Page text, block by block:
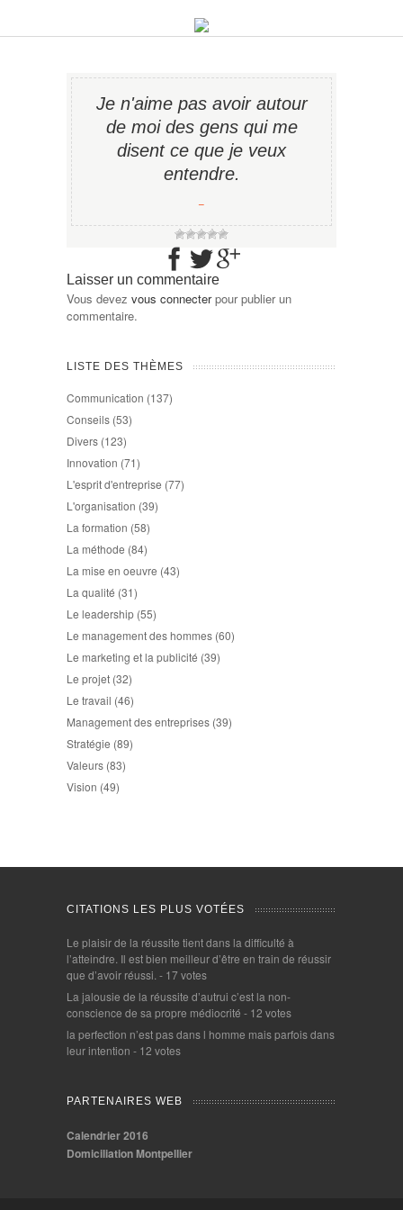
Je n'aime pas avoir autour
de moi des gens qui me
disent ce que je veux
entendre.
−
Laisser un commentaire
Vous devez vous connecterpour publier un
commentaire.
LISTE DES THÈMES
Communication (137)
Conseils (53)
Divers (123)
Innovation (71)
L'esprit d'entreprise (77)
L'organisation (39)
La formation (58)
La méthode (84)
La mise en oeuvre (43)
La qualité (31)
Le leadership (55)
Le management des hommes (60)
Le marketing et la publicité (39)
Le projet (32)
Le travail (46)
Management des entreprises (39)
Stratégie (89)
Valeurs (83)
Vision (49)
CITATIONS LES PLUS VOTÉES
Le plaisir de la réussite tient dans la difficulté à
l’atteindre. Il est bien meilleur d’être en train de réussir
que d’avoir réussi. - 17 votes
La jalousie de la réussite d’autrui c’est la non-
conscience de sa propre médiocrité - 12 votes
la perfection n’est pas dans l homme mais parfois dans
leur intention - 12 votes
PARTENAIRES WEB
Calendrier 2016
Domiciliation Montpellier